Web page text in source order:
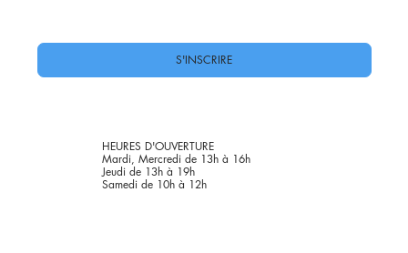
S'INSCRIRE
HEURES D'OUVERTURE
Mardi, Mercredi de 13h à 16h
Jeudi de 13h à 19h
Samedi de 10h à 12h